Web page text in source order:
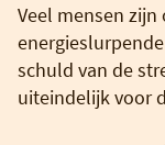
Veel mensen
schuld van de
uiteindelijk voor